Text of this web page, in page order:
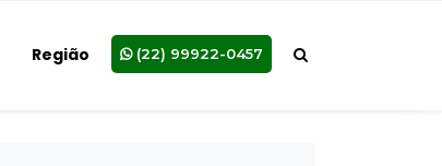
Região (22) 99922-0457